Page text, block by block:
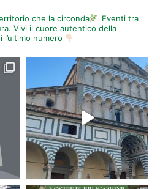
che la circonda
Eventi tra
Vivi il cuore autentico della
l’ultimo numero